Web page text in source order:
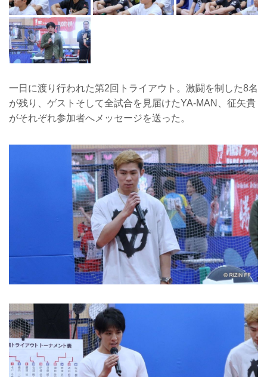
一日に渡り行われた第2回トライアウト。激闘を制した8名
が残り、ゲストそして全試合を見届けたYA-MAN、征矢貴
がそれぞれ参加者へメッセージを送った。